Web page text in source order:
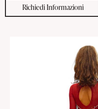
Richiedi Informazioni